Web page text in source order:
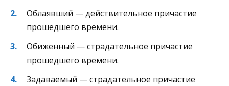
Облаявший — действительное причастие
прошедшего времени.
Обиженный — страдательное причастие
прошедшего времени.
Задаваемый — страдательное причастие